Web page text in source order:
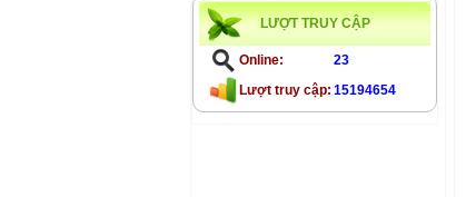
LƯỢT TRUY CẬP
Online:
23
Lượt truy cập: 15194654